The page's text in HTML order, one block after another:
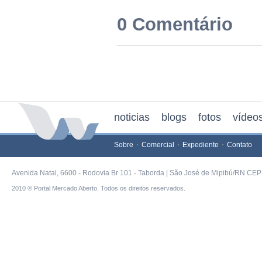
0 Comentário
noticias blogs fotos
Sobre Comercial Expediente Contato
Avenida Natal, 6600 - Rodovia Br 101 - Taborda | São José de Mipibú/RN
2010 ® Portal Mercado Aberto. Todos os direitos reservados.